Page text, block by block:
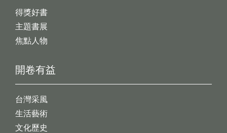
開卷有益
台灣采風
生活藝術
文化歷史
得獎好書
主題書展
焦點人物